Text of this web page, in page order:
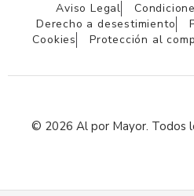
Aviso Legal
Derecho a desestimiento
Cookies
Protección al
© 2026 Al por Mayor. Todos